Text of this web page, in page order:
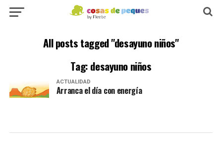
All posts tagged "desayuno niños"
Tag: desayuno niños
ACTUALIDAD
Arranca el día con energía